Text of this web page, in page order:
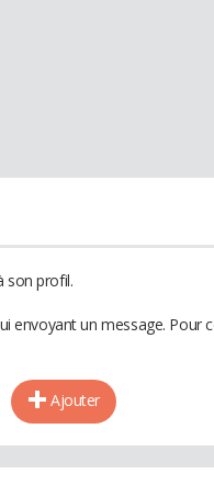
son profil.
envoyant un message. Pour
Ajouter